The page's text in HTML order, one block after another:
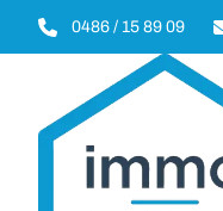
Aller au contenu principal
0486 / 15 89 09